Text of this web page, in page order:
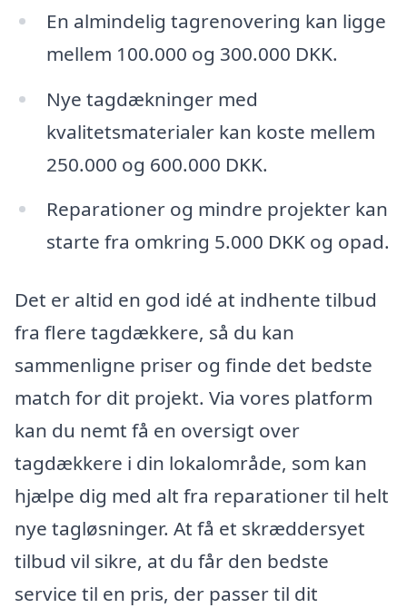
En almindelig tagrenovering kan ligge
mellem 100.000 og 300.000 DKK.
Nye tagdækninger med
kvalitetsmaterialer kan koste mellem
250.000 og 600.000 DKK.
Reparationer og mindre projekter kan
starte fra omkring 5.000 DKK og opad.
Det er altid en god idé at indhente tilbud
fra flere tagdækkere, så du kan
sammenligne priser og finde det bedste
match for dit projekt. Via vores platform
kan du nemt få en oversigt over
tagdækkere i din lokalområde, som kan
hjælpe dig med alt fra reparationer til helt
nye tagløsninger. At få et skræddersyet
tilbud vil sikre, at du får den bedste
service til en pris, der passer til dit